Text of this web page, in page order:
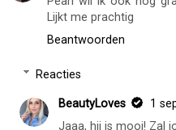
Lijkt me prachtig
Beantwoorden
Reacties
BeautyLoves
1
Jaaa, hij is mooi! Zal